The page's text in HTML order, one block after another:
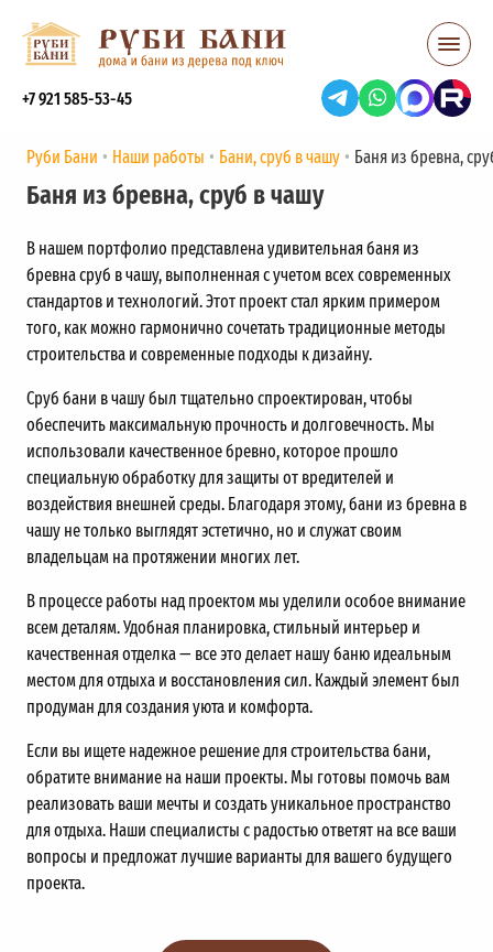
+7 921 585-53-45
Руби Бани Наши работы Бани, сруб в чашу Баня из бревна,
Баня из бревна, сруб в чашу
В нашем портфолио представлена удивительная баня из
бревна сруб в чашу, выполненная с учетом всех современных
стандартов и технологий. Этот проект стал ярким примером
того, как можно гармонично сочетать традиционные методы
строительства и современные подходы к дизайну.
Сруб бани в чашу был тщательно спроектирован, чтобы
обеспечить максимальную прочность и долговечность. Мы
использовали качественное бревно, которое прошло
специальную обработку для защиты от вредителей и
воздействия внешней среды. Благодаря этому, бани из бревна в
чашу не только выглядят эстетично, но и служат своим
владельцам на протяжении многих лет.
В процессе работы над проектом мы уделили особое внимание
всем деталям. Удобная планировка, стильный интерьер и
качественная отделка — все это делает нашу баню идеальным
местом для отдыха и восстановления сил. Каждый элемент был
продуман для создания уюта и комфорта.
Если вы ищете надежное решение для строительства бани,
обратите внимание на наши проекты. Мы готовы помочь вам
реализовать ваши мечты и создать уникальное пространство
для отдыха. Наши специалисты с радостью ответят на все ваши
вопросы и предложат лучшие варианты для вашего будущего
проекта.